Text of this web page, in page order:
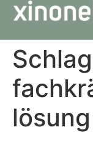
lösung